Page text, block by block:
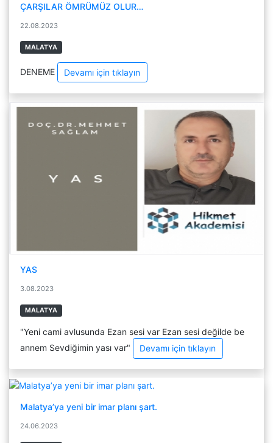
ÇARŞILAR ÖMRÜMÜZ OLUR…
22.08.2023
MALATYA
DENEME Devamı için tıklayın
YAS
3.08.2023
MALATYA
"Yeni cami avlusunda Ezan sesi var Ezan sesi değilde be
annem Sevdiğimin yası var"
Devamı için tıklayın
Malatya’ya yeni bir imar planı şart.
24.06.2023